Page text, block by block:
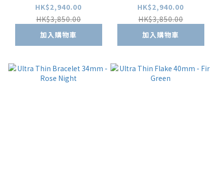
HK$2,940.00
HK$3,850.00
加入購物車
HK$2,940.00
HK$3,850.00
加入購物車